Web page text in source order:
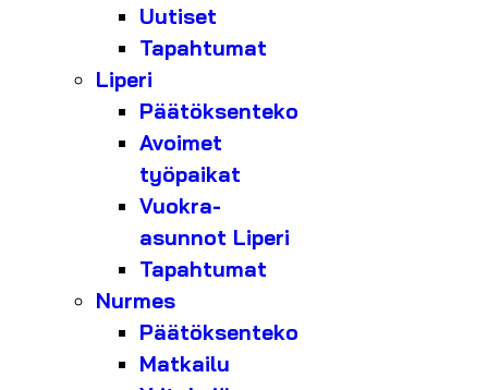
Uutiset
Tapahtumat
Liperi
Päätöksenteko
Avoimet
työpaikat
Vuokra-
asunnot Liperi
Tapahtumat
Nurmes
Päätöksenteko
Matkailu